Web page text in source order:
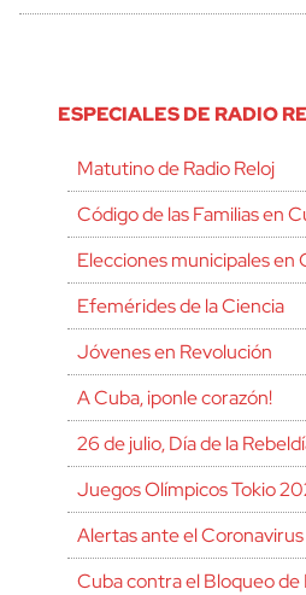
ESPECIALES DE RADIO
Matutino de Radio Reloj
Código de las Familias en
Elecciones municipales en
Efemérides de la Ciencia
Jóvenes en Revolución
A Cuba, ¡ponle corazón!
26 de julio, Día de la
Juegos Olímpicos Tokio
Alertas ante el Coronavirus
Cuba contra el Bloqueo de